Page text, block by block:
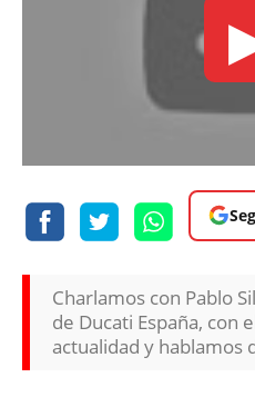
Charlamos con Pablo
de Ducati España, con
actualidad y hablamos